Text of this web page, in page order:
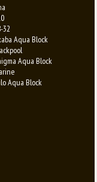
32
Aqua Block
Aqua Block
Aqua Block